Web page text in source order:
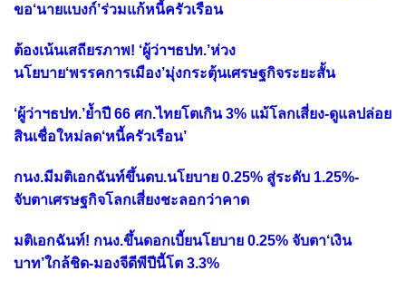
ขอ‘นายแบงก์’ร่วมแก้หนี้ครัวเรือน
ต้องเน้นเสถียรภาพ! ‘ผู้ว่าฯธปท.’ห่วง
นโยบาย‘พรรคการเมือง’มุ่งกระตุ้นเศรษฐกิจระยะสั้น
‘ผู้ว่าฯธปท.’ย้ำปี 66 ศก.ไทยโตเกิน 3% แม้โลกเสี่ยง-ดูแลปล่อย
สินเชื่อใหม่ลด‘หนี้ครัวเรือน’
กนง.มีมติเอกฉันท์ขึ้นดบ.นโยบาย 0.25% สู่ระดับ 1.25%-
จับตาเศรษฐกิจโลกเสี่ยงชะลอกว่าคาด
มติเอกฉันท์! กนง.ขึ้นดอกเบี้ยนโยบาย 0.25% จับตา‘เงิน
บาท’ใกล้ชิด-มองจีดีพีปีนี้โต 3.3%